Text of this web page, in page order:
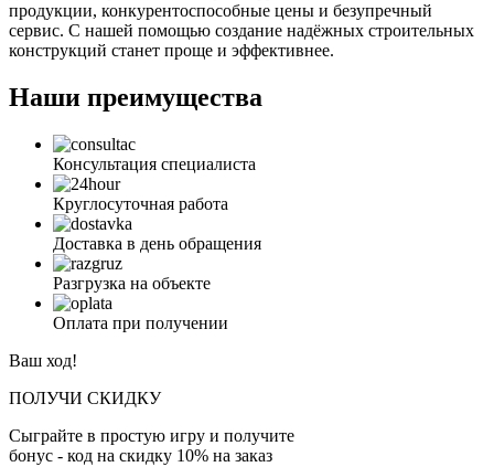
продукции, конкурентоспособные цены и безупречный
сервис. С нашей помощью создание надёжных строительных
конструкций станет проще и эффективнее.
Наши преимущества
Консультация специалиста
Круглосуточная работа
Доставка в день обращения
Разгрузка на объекте
Оплата при получении
Ваш ход!
ПОЛУЧИ СКИДКУ
Сыграйте в простую игру и получите
бонус - код на скидку 10% на заказ